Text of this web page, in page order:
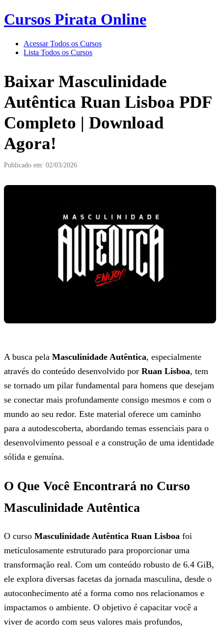
Cursos Pirata Online
Acessar Todos os Cursos
Lista Todos os Cursos
Baixar Masculinidade
Autêntica Ruan Lisboa PDF
Completo | Download
Agora!
Publicado em: 02/03/2026
A busca pela Masculinidade Autêntica, especialmente
através do conteúdo desenvolvido por Ruan Lisboa, tem
se tornado um pilar fundamental para homens que desejam
se conectar mais profundamente consigo mesmos e com o
mundo ao seu redor. Este material oferece um caminho
para a autodescoberta, abordando temas essenciais para o
desenvolvimento pessoal e a construção de uma identidade
sólida e genuína.
O Que Você Encontrará no Curso
Masculinidade Autêntica
O curso Masculinidade Autêntica Ruan Lisboa foi
meticulosamente estruturado para proporcionar uma
transformação real. Com um conteúdo robusto de 6.4 GiB,
ele explora diversas facetas da jornada masculina, desde o
autoconhecimento até a forma como nos relacionamos e
impactamos o ambiente. O objetivo é capacitar você a
viver de acordo com seus valores mais profundos,